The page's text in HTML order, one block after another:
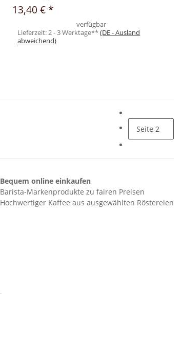
13,40 € *
verfügbar
Lieferzeit:2 - 3 Werktage**(DE - Ausland
abweichend)
Seite 2
Bequem online einkaufen
Barista-Markenprodukte zu fairen Preisen
Hochwertiger Kaffee aus ausgewählten Röstereien